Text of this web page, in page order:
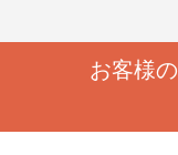
お客様